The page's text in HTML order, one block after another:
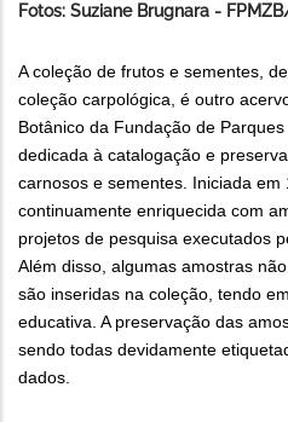
Fotos: Suziane Brugnara -
A coleção de frutos e sementes,
coleção carpológica, é outro
Botânico da Fundação de
dedicada à catalogação e
carnosos e sementes. Iniciada
continuamente enriquecida com
projetos de pesquisa executados
Além disso, algumas amostras
são inseridas na coleção, tendo
educativa. A preservação das
sendo todas devidamente
dados.